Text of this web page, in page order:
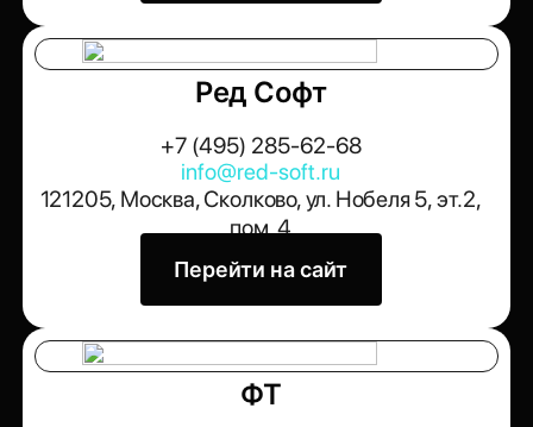
Ред Софт
+7 (495) 285-62-68
info@red-soft.ru
121205, Москва, Сколково, ул. Нобеля 5, эт.2,
пом. 4
Перейти на сайт
ФТ